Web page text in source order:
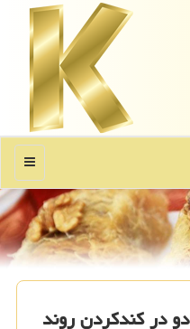
منو
در كندكردن روند